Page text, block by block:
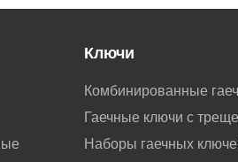
Ключи
Комбинированные
Гаечные ключи с
Наборы гаечных